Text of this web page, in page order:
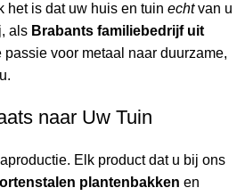
het is dat uw huis en tuin echtvan u
als Brabants familiebedrijf uit
passie voor metaal naar duurzame,
naar Uw Tuin
Elk product dat u bij ons
plantenbakken en